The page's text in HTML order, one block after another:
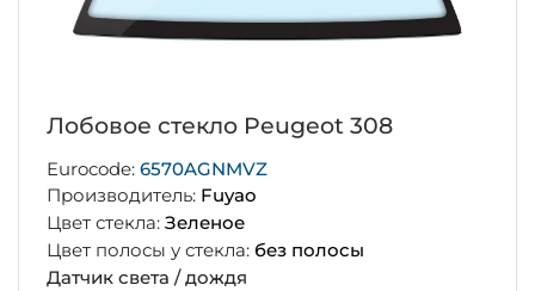
Лобовое стекло Peugeot 308
Eurocode: 6570AGNMVZ
Производитель: Fuyao
Цвет стекла: Зеленое
Цвет полосы у стекла: без полосы
Датчик света / дождя